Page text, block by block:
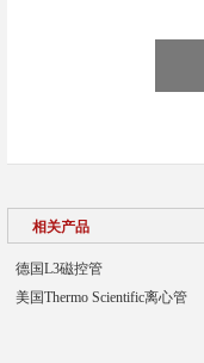
相关产品
德国L3磁控管
美国Thermo Scientific离心管